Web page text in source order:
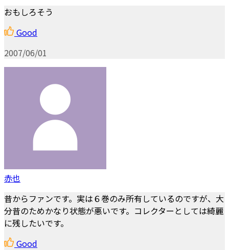
おもしろそう
Good
2007/06/01
赤也
昔からファンです。実は６巻のみ所有しているのですが、大
分昔のためかなり状態が悪いです。コレクターとしては綺麗
に残したいです。
Good